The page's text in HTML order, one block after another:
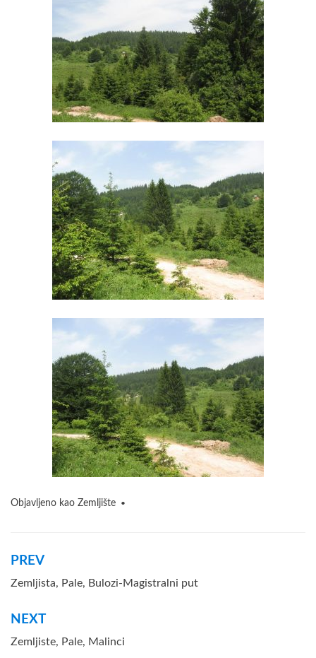
Objavljeno kao Zemljište
Navigacija
članaka
PREV
Zemljista, Pale, Bulozi-Magistralni put
NEXT
Zemljiste, Pale, Malinci